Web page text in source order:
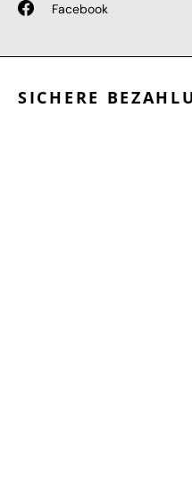
Facebook
SICHERE